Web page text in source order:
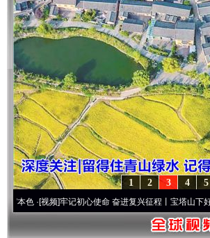
5
4
3
2
1
频]牢记初心使命 奋进复兴征程丨宝塔山下好光景..·[视